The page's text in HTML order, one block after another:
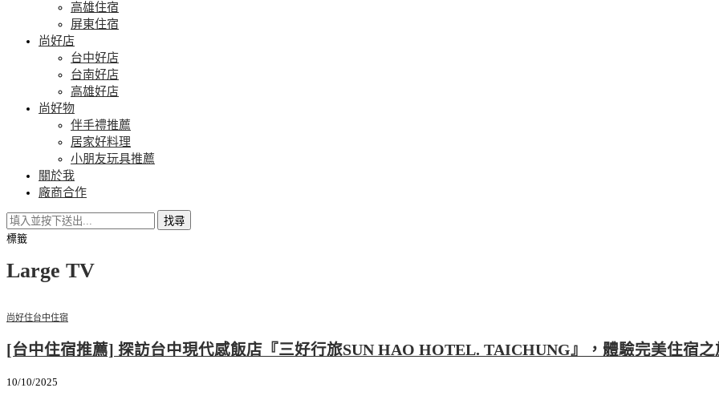
高雄住宿
屏東住宿
尚好店
台中好店
台南好店
高雄好店
尚好物
伴手禮推薦
居家好料理
小朋友玩具推薦
關於我
廠商合作
找尋
標籤
Large TV
尚好住台中住宿
[台中住宿推薦] 探訪台中現代感飯店『三好行旅SUN HAO HOTEL. TAICHUNG』，體驗完美住宿之
10/10/2025